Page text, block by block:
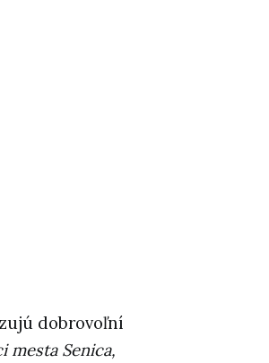
dobrovoľní
mesta Senica,